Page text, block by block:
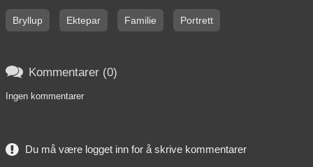
Bryllup Ektepar Familie Portrett
 Kommentarer (0)
Ingen kommentarer
Du må være logget inn for å skrive kommentarer